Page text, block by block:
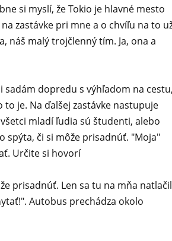
si myslí, že Tokio je hlavné mesto
zastávke pri mne a o chvíľu na to
náš malý trojčlenný tím. Ja, ona a
sadám dopredu s výhľadom na
je. Na ďalšej zastávke nastupuje
mladí ľudia sú študenti, alebo
spýta, či si môže prisadnúť. "Moja"
Určite si hovorí
prisadnúť. Len sa tu na mňa
Autobus prechádza okolo